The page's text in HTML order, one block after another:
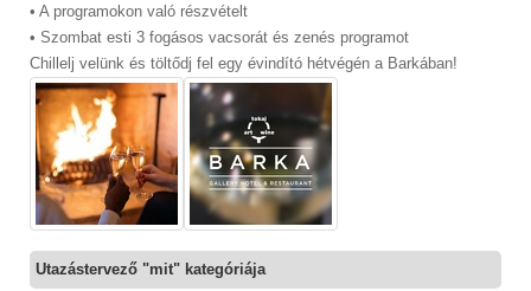
• A programokon való részvételt
• Szombat esti 3 fogásos vacsorát és zenés programot
Chillelj velünk és töltődj fel egy évindító hétvégén a Barkában!
Utazástervező "mit" kategóriája